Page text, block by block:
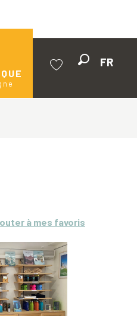
FR
aux favoris
à mes favoris